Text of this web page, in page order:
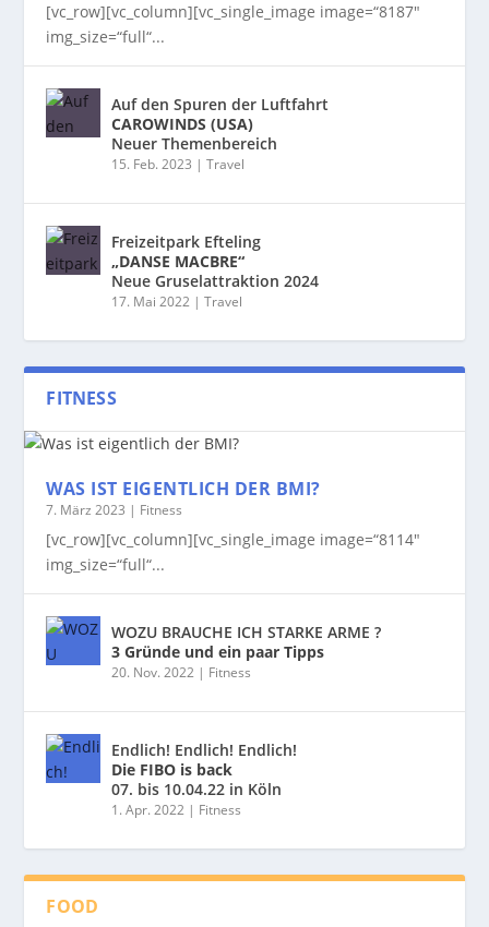
[vc_row][vc_column][vc_single_image image=“8187″
img_size=“full“...
Auf den Spuren der Luftfahrt
CAROWINDS (USA)
Neuer Themenbereich
15. Feb. 2023 |Travel
Freizeitpark Efteling
„DANSE MACBRE“
Neue Gruselattraktion 2024
17. Mai 2022 |Travel
FITNESS
WAS IST EIGENTLICH DER BMI?
7. März 2023 | Fitness
[vc_row][vc_column][vc_single_image image=“8114″
img_size=“full“...
WOZU BRAUCHE ICH STARKE ARME ?
3 Gründe und ein paar Tipps
20. Nov. 2022 | Fitness
Endlich! Endlich! Endlich!
Die FIBO is back
07. bis 10.04.22 in Köln
1. Apr. 2022 | Fitness
FOOD